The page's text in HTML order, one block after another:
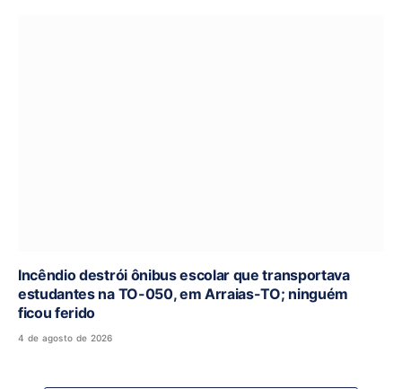
Incêndio destrói ônibus escolar que transportava
estudantes na TO-050, em Arraias-TO; ninguém
ficou ferido
4 de agosto de 2026